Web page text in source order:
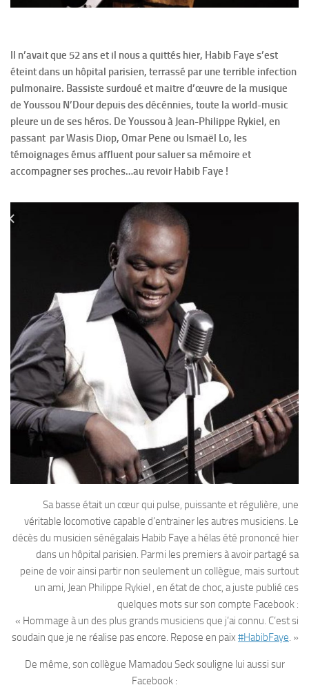
Il n’avait que 52 ans et il nous a quittés hier, Habib Faye s’est
éteint dans un hôpital parisien, terrassé par une terrible infection
pulmonaire. Bassiste surdoué et maitre d’œuvre de la musique
de Youssou N’Dour depuis des décénnies, toute la world-music
pleure un de ses héros. De Youssou à Jean-Philippe Rykiel, en
passant par Wasis Diop, Omar Pene ou Ismaël Lo, les
témoignages émus affluent pour saluer sa mémoire et
accompagner ses proches…au revoir Habib Faye !
Sa basse était un cœur qui pulse, puissante et régulière, une
véritable locomotive capable d’entrainer les autres musiciens. Le
décès du musicien sénégalais Habib Faye a hélas été prononcé hier
dans un hôpital parisien. Parmi les premiers à avoir partagé sa
peine de voir ainsi partir non seulement un collègue, mais surtout
un ami, Jean Philippe Rykiel , en état de choc, a juste publié ces
quelques mots sur son compte Facebook :
« Hommage à un des plus grands musiciens que j’ai connu. C’est si
soudain que je ne réalise pas encore. Repose en paix #HabibFaye. »
De même, son collègue Mamadou Seck souligne lui aussi sur
Facebook :